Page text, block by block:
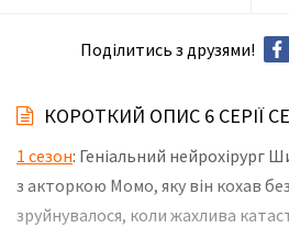
Поділитись з друзями!
КОРОТКИЙ ОПИС 6 СЕРІЇ
1 сезон: Геніальний нейрохірург
з акторкою Момо, яку він кохав
зруйнувалося, коли жахлива